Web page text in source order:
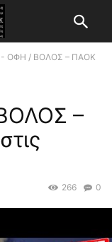
ΟΦΗ / ΒΟΛΟΣ – ΠΑΟΚ
–
0
266